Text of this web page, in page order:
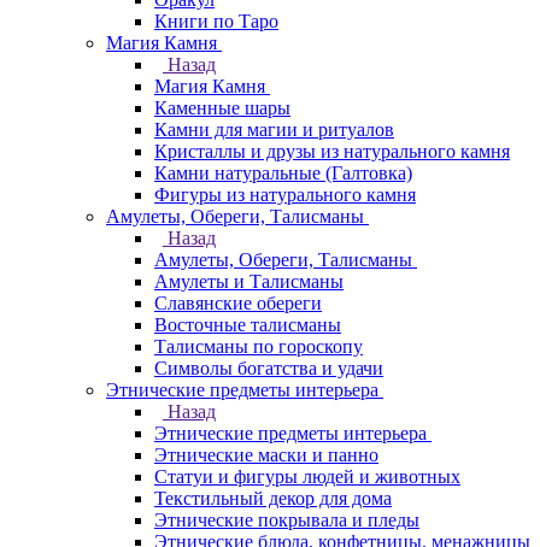
Книги по Таро
Магия Камня
Назад
Магия Камня
Каменные шары
Камни для магии и ритуалов
Кристаллы и друзы из натурального камня
Камни натуральные (Галтовка)
Фигуры из натурального камня
Амулеты, Обереги, Талисманы
Назад
Амулеты, Обереги, Талисманы
Амулеты и Талисманы
Славянские обереги
Восточные талисманы
Талисманы по гороскопу
Символы богатства и удачи
Этнические предметы интерьера
Назад
Этнические предметы интерьера
Этнические маски и панно
Статуи и фигуры людей и животных
Текстильный декор для дома
Этнические покрывала и пледы
Этнические блюда, конфетницы, менажницы